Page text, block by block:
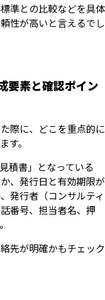
準との比較などを具体
性が高いと言えるでし
要素と確認ポイン
際に、どこを重点的に
す。
積書」となっている
、発行日と有効期限が
発行者（コンサルティ
番号、担当者名、押
先が明確かもチェック